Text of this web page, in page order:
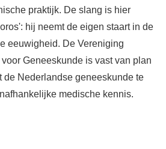
praktijk. De slang is hier
hij neemt de eigen staart in de
eeuwigheid. De Vereniging
Geneeskunde is vast van plan
de Nederlandse geneeskunde te
medische kennis.